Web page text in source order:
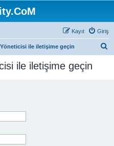
Giriş
Kayıt
ile iletişime geçin
ile iletişime geçin